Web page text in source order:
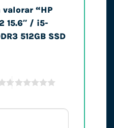
valorar “HP
15.6″ / i5-
512GB SSD